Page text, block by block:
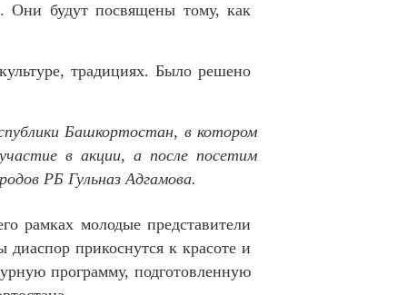
Они будут посвящены тому, как
традициях. Было решено
Башкортостан, в котором
в акции, а после посетим
РБ Гульназ Адгамова.
рамках молодые представители
прикоснутся к красоте и
программу, подготовленную